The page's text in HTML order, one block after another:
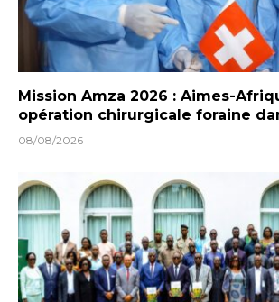
Mission Amza 2026 : Aimes-
opération chirurgicale foraine
08/08/2026